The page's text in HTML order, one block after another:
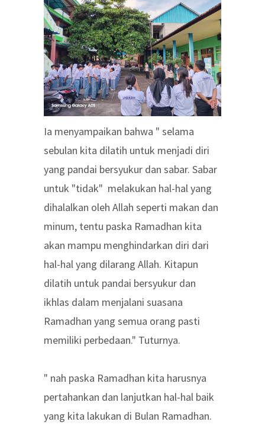
Ia menyampaikan bahwa " selama
sebulan kita dilatih untuk menjadi diri
yang pandai bersyukur dan sabar. Sabar
untuk "tidak" melakukan hal-hal yang
dihalalkan oleh Allah seperti makan dan
minum, tentu paska Ramadhan kita
akan mampu menghindarkan diri dari
hal-hal yang dilarang Allah. Kitapun
dilatih untuk pandai bersyukur dan
ikhlas dalam menjalani suasana
Ramadhan yang semua orang pasti
memiliki perbedaan." Tuturnya.
" nah paska Ramadhan kita harusnya
pertahankan dan lanjutkan hal-hal baik
yang kita lakukan di Bulan Ramadhan.